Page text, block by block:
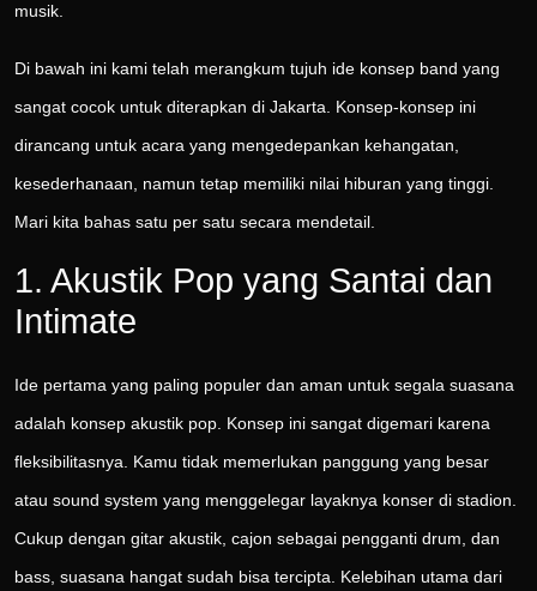
musik.
Di bawah ini kami telah merangkum tujuh ide konsep band yang
sangat cocok untuk diterapkan di Jakarta. Konsep-konsep ini
dirancang untuk acara yang mengedepankan kehangatan,
kesederhanaan, namun tetap memiliki nilai hiburan yang tinggi.
Mari kita bahas satu per satu secara mendetail.
1. Akustik Pop yang Santai dan
Intimate
Ide pertama yang paling populer dan aman untuk segala suasana
adalah konsep akustik pop. Konsep ini sangat digemari karena
fleksibilitasnya. Kamu tidak memerlukan panggung yang besar
atau sound system yang menggelegar layaknya konser di stadion.
Cukup dengan gitar akustik, cajon sebagai pengganti drum, dan
bass, suasana hangat sudah bisa tercipta. Kelebihan utama dari